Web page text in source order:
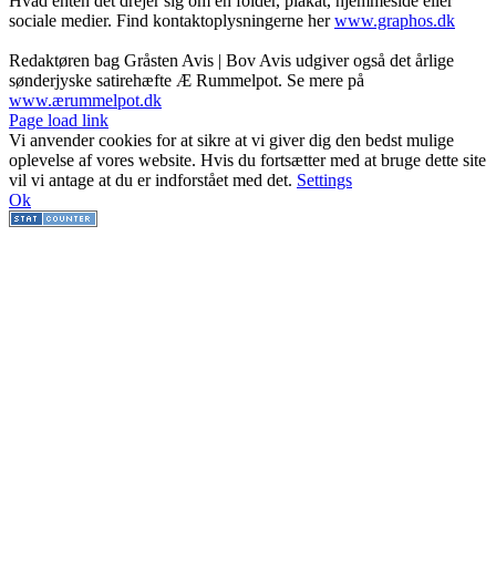
sociale medier. Find kontaktoplysningerne herwww.graphos.dk
Redaktøren bag Gråsten Avis | Bov Avis udgiver også det årlige
sønderjyske satirehæfte Æ Rummelpot. Se mere på
www.ærummelpot.dk
Facebook
Facebook
Facebook
Facebook
Instagram
Instagram
Instagram
LinkedIn
Page load link
Vi anvender cookies for at sikre at vi giver dig den bedst mulige
oplevelse af vores website. Hvis du fortsætter med at bruge dette site
vil vi antage at du er indforstået med det. Settings
Ok
Go